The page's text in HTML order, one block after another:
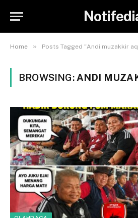
Home » Posts Tagged "Andi muzakkir
BROWSING: ANDI